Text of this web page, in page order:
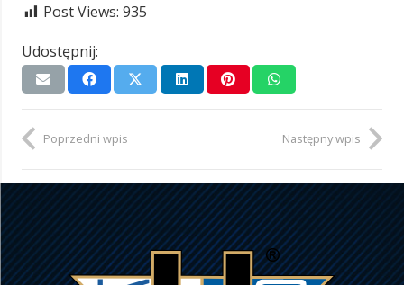
Post Views: 935
Udostępnij:
Poprzedni wpis Następny wpis